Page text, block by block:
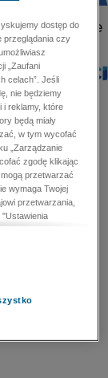
dostęp do
przeglądania czy
„Zaufani
celach”. Jeśli
nie będziemy
i reklamy, które
będą miały
w tym wycofać
„Zarządzanie
zgodę klikając
przetwarzać
wymaga Twojej
przetwarzania,
"Ustawienia
przez
mogą zostać
reklam i